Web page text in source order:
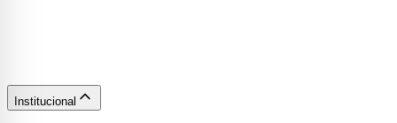
Institucional